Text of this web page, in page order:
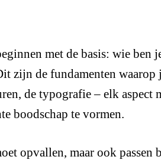
met de basis: wie ben
zijn de fundamenten waarop
de typografie – elk aspect
boodschap te vormen.
opvallen, maar ook passen